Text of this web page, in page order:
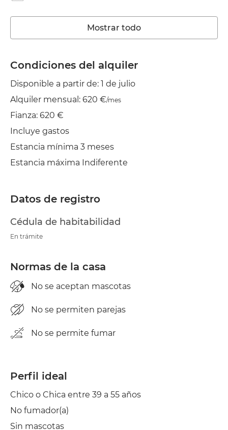
En buen estado
Lavadora
Ascensor
Wifi
Tendedero
Mostrar todo
Condiciones del alquiler
Disponible a partir de: 1 de julio
Alquiler mensual: 620 €/mes
Fianza: 620 €
Incluye gastos
Estancia mínima 3 meses
Estancia máxima Indiferente
Datos de registro
Cédula de habitabilidad
En trámite
Normas de la casa
No se aceptan mascotas
No se permiten parejas
No se permite fumar
Perfil ideal
Chico o Chica entre 39 a 55 años
No fumador(a)
Sin mascotas